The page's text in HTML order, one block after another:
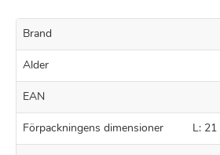
Brand
Alder
EAN
Förpackningens dimensioner L: